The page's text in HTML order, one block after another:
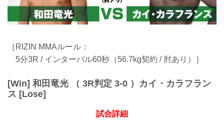
［RIZIN MMAルール：
5分3R / インターバル60秒（56.7kg契約 / 肘あり）］
[Win] 和田竜光 （ 3R判定 3-0 ）カイ・カラフラン
ス [Lose]
試合詳細